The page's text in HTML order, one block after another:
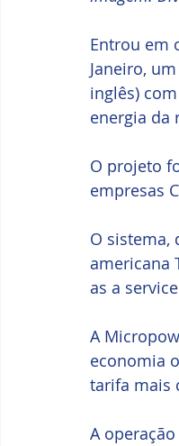
Entrou em
Janeiro,
inglês)
energia da
O projeto
empresas
O sistema,
americana
as a
A
economia
tarifa mais
A